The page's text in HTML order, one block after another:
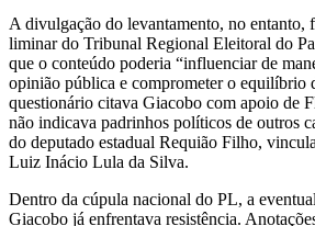
A divulgação do levantamento, no entanto,
liminar do Tribunal Regional Eleitoral do
que o conteúdo poderia “influenciar de
opinião pública e comprometer o equilíbrio
questionário citava Giacobo com apoio de
não indicava padrinhos políticos de outros
do deputado estadual Requião Filho,
Luiz Inácio Lula da Silva.
Dentro da cúpula nacional do PL, a
Giacobo já enfrentava resistência.